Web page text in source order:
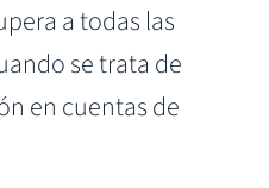
a todas las
se trata de
en cuentas de